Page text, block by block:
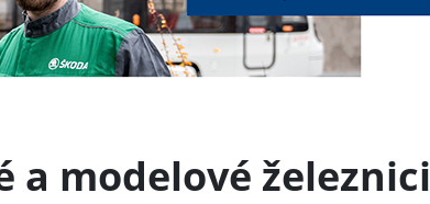
a modelové železnici